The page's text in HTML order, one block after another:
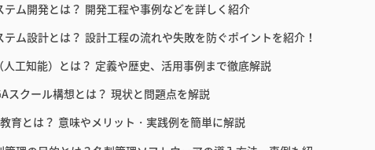
テム開発とは？ 開発工程や事例などを詳しく紹介
テム設計とは？ 設計工程の流れや失敗を防ぐポイントを紹介！
人工知能）とは？ 定義や歴史、活用事例まで徹底解説
スクール構想とは？ 現状と問題点を解説
育とは？ 意味やメリット・実践例を簡単に解説